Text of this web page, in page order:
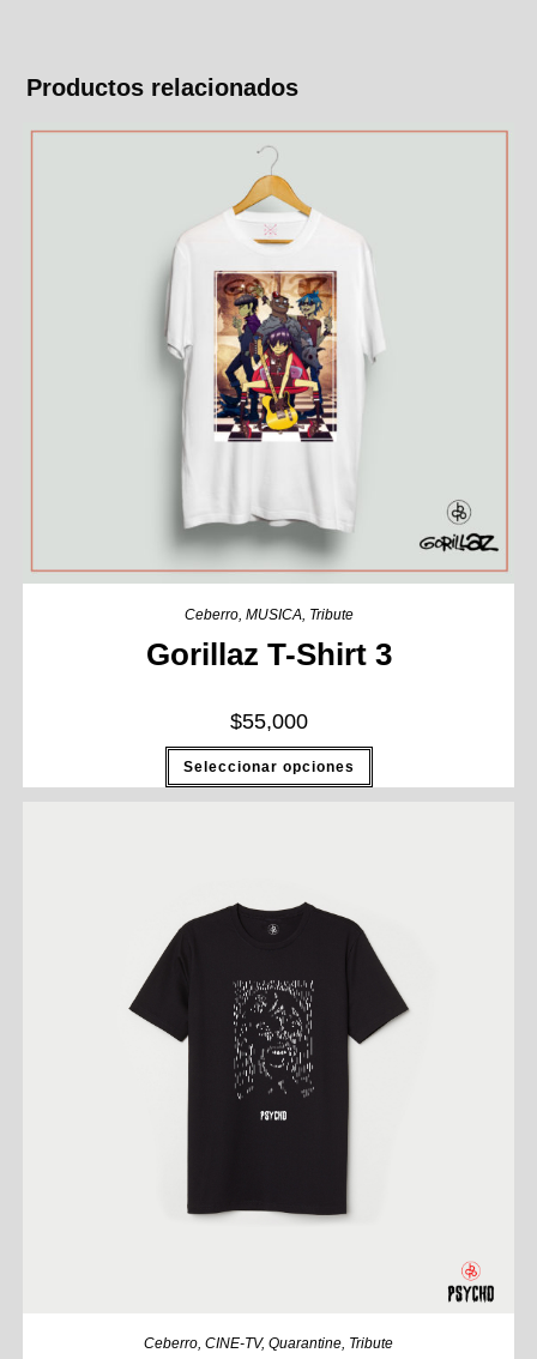
Productos relacionados
Ceberro, MUSICA Tribute
Gorillaz T-Shirt 3
$55,000
Seleccionar opciones
Ceberro, CINE-TV, Quarantine, Tribute